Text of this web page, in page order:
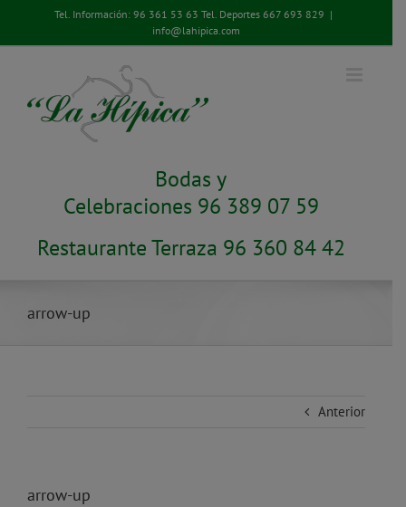
contenido
Tel. Información: 96 361 53 63 Tel. Deportes 667 693 829 |
info@lahipica.com
Bodas y
Celebraciones 96 389 07 59
Restaurante Terraza 96 360 84 42
arrow-up
Anterior
arrow-up